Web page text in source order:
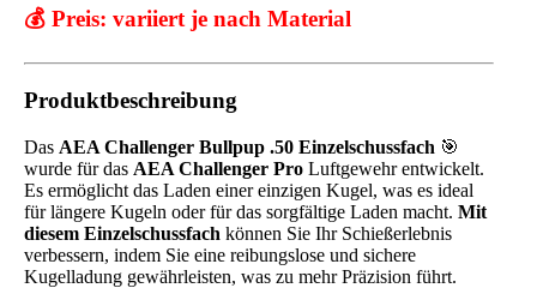
💰 Preis: variiert je nach Material
Produktbeschreibung
Das AEA Challenger Bullpup .50 Einzelschussfach 🎯
wurde für das AEA Challenger Pro Luftgewehr entwickelt.
Es ermöglicht das Laden einer einzigen Kugel, was es ideal
für längere Kugeln oder für das sorgfältige Laden macht. Mit
diesem Einzelschussfach können Sie Ihr Schießerlebnis
verbessern, indem Sie eine reibungslose und sichere
Kugelladung gewährleisten, was zu mehr Präzision führt.